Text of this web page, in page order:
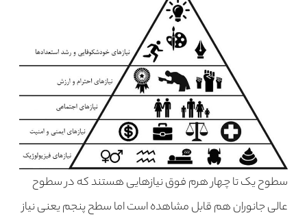
سطوح یک تا چهار هرم فوق نیازهایی هستند که در سطوح
عالی جانوران هم قابل مشاهده است اما سطح پنجم یعنی نیاز